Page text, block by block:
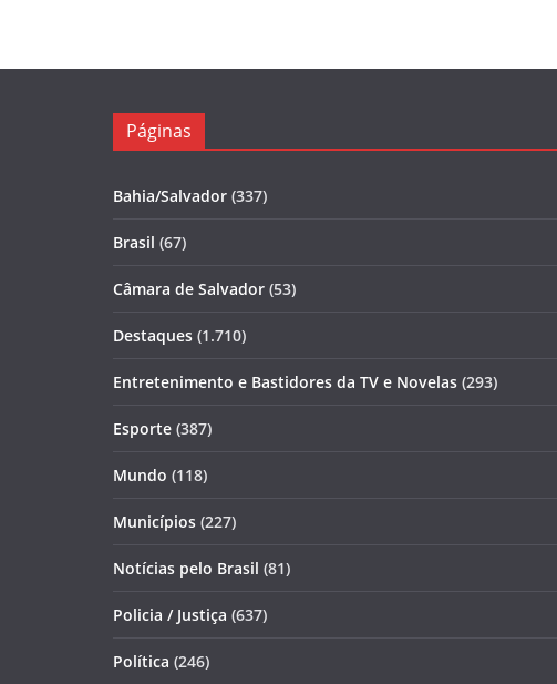
Páginas
Bahia/Salvador (337)
Brasil (67)
Câmara de Salvador (53)
Destaques (1.710)
Entretenimento e Bastidores da TV e Novelas (293)
Esporte (387)
Mundo (118)
Municípios (227)
Notícias pelo Brasil (81)
Policia / Justiça (637)
Política (246)